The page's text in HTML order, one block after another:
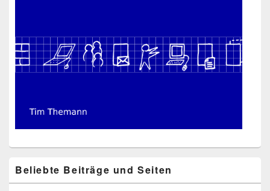
Beliebte Beiträge und Seiten